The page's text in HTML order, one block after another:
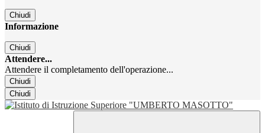
Chiudi
Informazione
Chiudi
Attendere...
Attendere il completamento dell'operazione...
Chiudi
Chiudi